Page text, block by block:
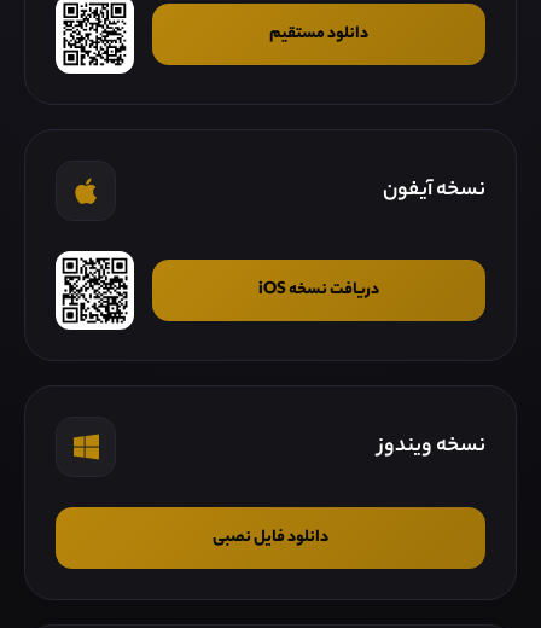
دانلود مستقیم
نسخه آیفون
دریافت نسخه iOS
نسخه ویندوز
دانلود فایل نصبی